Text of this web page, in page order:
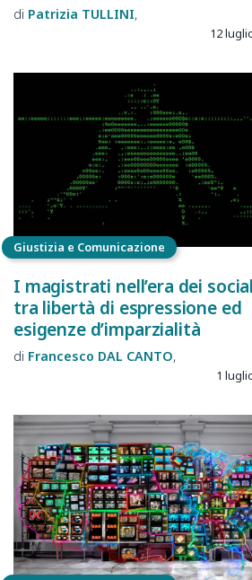
Patrizia TULLINI
12
Giustizia e Comunicazione
I magistrati nell’era dei social
tra libertà di espressione ed
esigenze d’imparzialità
Francesco DAL CANTO
1